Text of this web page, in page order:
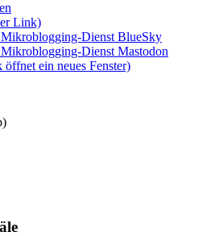
Link)
Dienst BlueSky
Dienst Mastodon
ein neues Fenster)